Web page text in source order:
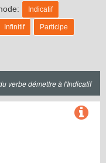
Indicatif
Infinitif Participe
verbe démettre à l'Indicatif